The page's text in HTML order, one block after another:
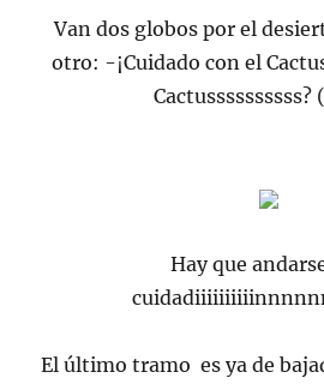
Van dos globos por el
otro: -¡Cuidado con el
Cactussssssssss?
Hay que
El último tramo es ya de